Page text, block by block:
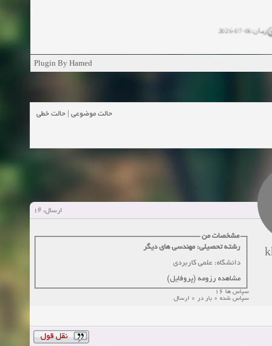
04-2025
زمان:11-11-2024
زمان:10-28-2024
زمان:10-21-2024
زمان:10-13-2024
Plugin By Hamed
حالت موضوعی حالت خطی
ارسال: #1
مشخصات من
رشته تحصیلی: مهندسی های دیگر
دانشگاه: علمی کاربردی
مشاهده رزومه (پروفایل)
سپاس ها 16
سپاس شده 0 بار در 0 ارسال